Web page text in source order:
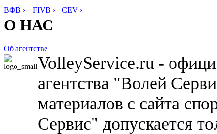
ВФВ › FIVB › CEV ›
О НАС
Об агентстве
VolleyService.ru -
агентства "Волей
материалов с сайта
Сервис" допускается